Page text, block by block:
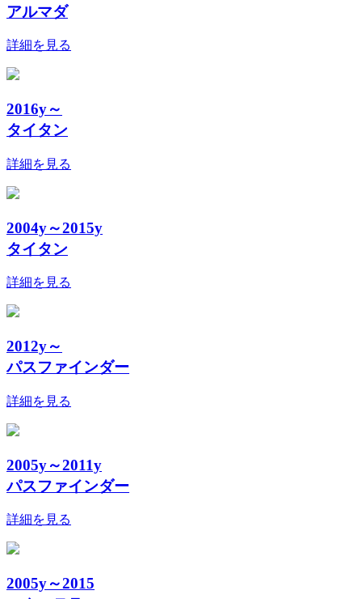
アルマダ
詳細を見る
2016y～
タイタン
詳細を見る
2004y～2015y
タイタン
詳細を見る
2012y～
パスファインダー
詳細を見る
2005y～2011y
パスファインダー
詳細を見る
2005y～2015